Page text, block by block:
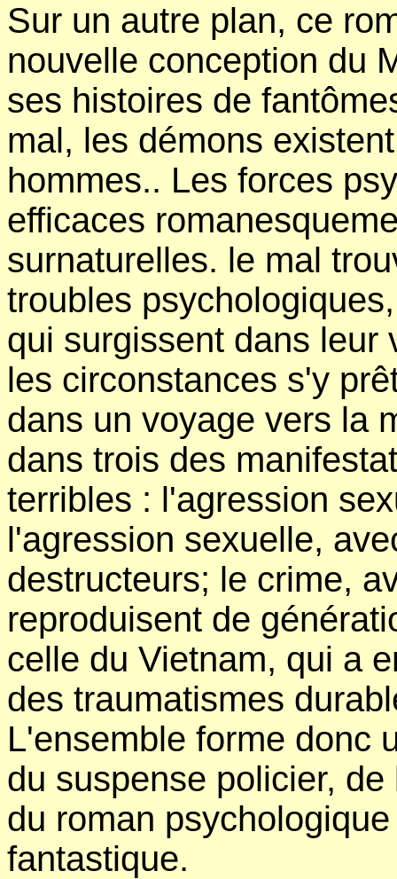
Sur un autre plan, ce
nouvelle conception du
ses histoires de
mal, les démons
hommes.. Les forces
efficaces
surnaturelles. le mal
troubles
qui surgissent dans leur
les circonstances s'y
dans un voyage vers la
dans trois des
terribles : l'agression
l'agression sexuelle,
destructeurs; le crime,
reproduisent de
celle du Vietnam, qui a
des traumatismes
L'ensemble forme donc
du suspense policier,
du roman
fantastique.